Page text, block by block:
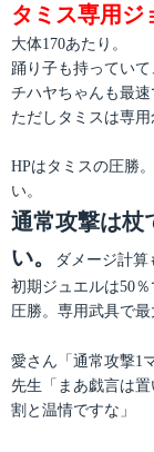
タミス専用ジ
大体170あたり。
踊り子も持ってい
チハヤちゃんも最速
ただしタミスは専用
HPはタミスの圧勝
い。
通常攻撃は杖
い。
ダメージ計算
初期ジュエルは50
圧勝。専用武具で
愛さん「通常攻撃1
先生「まあ戯言は
割と温情ですな」